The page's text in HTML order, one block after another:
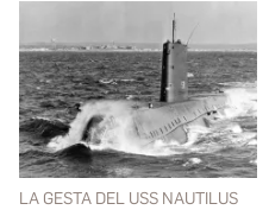
LA GESTA DEL USS NAUTILUS